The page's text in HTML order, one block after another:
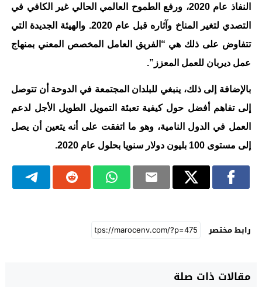
النفاذ عام 2020، ورفع الطموح العالمي الحالي غير الكافي في
التصدي لتغير المناخ وآثاره قبل عام 2020. والهيئة الجديدة التي
تتفاوض على ذلك هي “الفريق العامل المخصص المعني بمنهاج
عمل ديربان للعمل المعزز”.
بالإضافة إلى ذلك، ينبغي للبلدان المجتمعة في الدوحة أن تتوصل
إلى تفاهم أفضل حول كيفية تعبئة التمويل الطويل الأجل لدعم
العمل في الدول النامية، وهو ما اتفقت على أنه يتعين أن يصل
إلى مستوى 100 بليون دولار سنويا بحلول عام 2020.
رابط مختصر
مقالات ذات صلة